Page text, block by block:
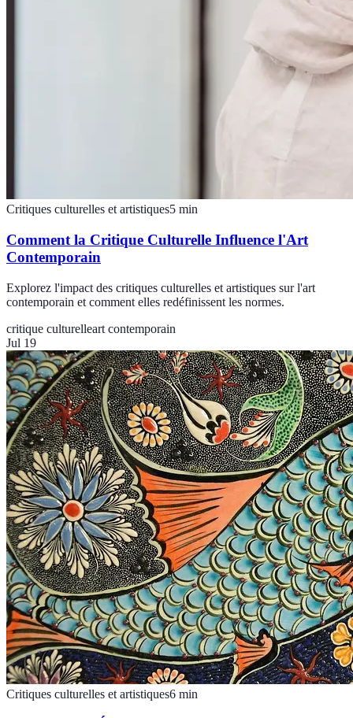
Critiques culturelles et artistiques5 min
Comment la Critique Culturelle Influence l'Art
Contemporain
Explorez l'impact des critiques culturelles et artistiques sur l'art
contemporain et comment elles redéfinissent les normes.
critique culturelleart contemporain
Jul 19
Critiques culturelles et artistiques6 min